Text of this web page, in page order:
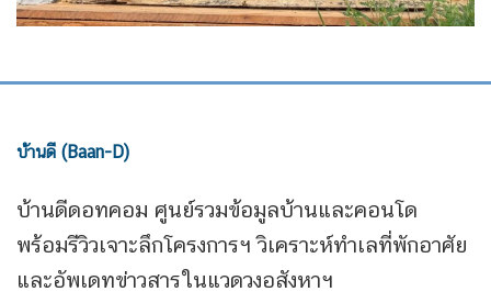
บ้านดี (Baan-D)
บ้านดีดอทคอม ศูนย์รวมข้อมูลบ้านและคอนโด
พร้อมรีวิวเจาะลึกโครงการฯ วิเคราะห์ทำเลที่พักอาศัย
และอัพเดทข่าวสารในแวดวงอสังหาฯ